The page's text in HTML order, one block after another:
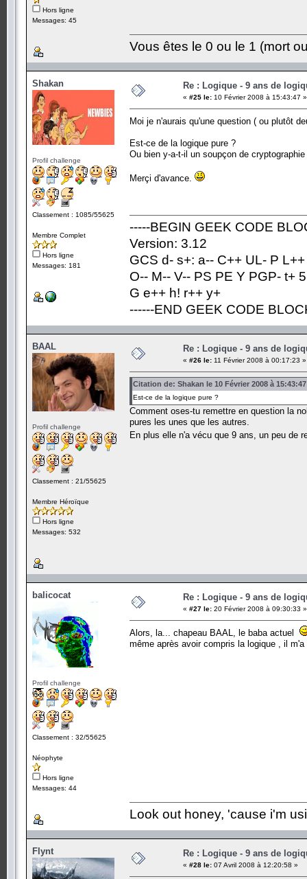
Hors ligne
Messages: 45
Vous êtes le 0 ou le 1 (mort
Shakan
Profil challenge
Classement : 1085/55625
Membre Complet
Hors ligne
Messages: 181
Re : Logique - 9 ans de
« #25 le: 10 Février 2008 à 15:43:47 »
Moi je n'aurais qu'une question ( ou plutôt
Est-ce de la logique pure ?
Ou bien y-a-t-il un soupçon de
Merçi d'avance.
-----BEGIN GEEK CODE
Version: 3.12
GCS d- s+: a-- C++ UL- P
O-- M-- V-- PS PE Y PGP- t+
G e++ h! r++ y+
------END GEEK CODE
BAAL
Profil challenge
Classement : 21/55625
Membre Héroïque
Hors ligne
Messages: 532
Re : Logique - 9 ans de
« #26 le: 11 Février 2008 à 00:17:23 »
Citation de: Shakan le 10 Février 2008 à 15:43:47
Est-ce de la logique pure ?
Comment oses-tu remettre en question la
pures les unes que les autres.
En plus elle n'a vécu que 9 ans, un peu de
balicocat
Profil challenge
Classement : 32/55625
Néophyte
Hors ligne
Messages: 44
Re : Logique - 9 ans de
« #27 le: 20 Février 2008 à 09:30:33 »
Alors, la... chapeau BAAL, le baba actuel
même après avoir compris la logique , il
Look out honey, 'cause i'm
Flynt Re : Logique - 9 ans de
« #28 le: 07 Avril 2008 à 12:20:58 »